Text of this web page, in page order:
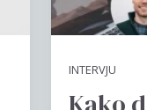
INTERVJU